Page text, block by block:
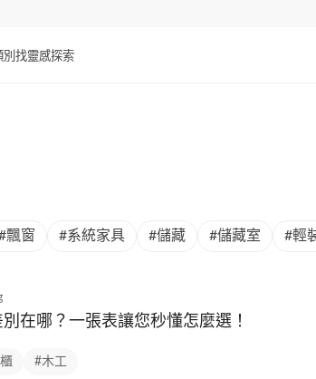
找靈感探索
飄窗 #系統家具 #儲藏 #儲藏室 #輕
在哪？一張表讓您秒懂怎麼選！
#木工